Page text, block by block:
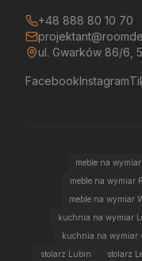
+48 888 80 10 70
ul. Gwarków 86/6,
FacebookInstagram
meble na
meble na wymiar
meble na wymiar
kuchnia na wymiar
kuchnia na wymiar
stolarz Lubin
stolarz